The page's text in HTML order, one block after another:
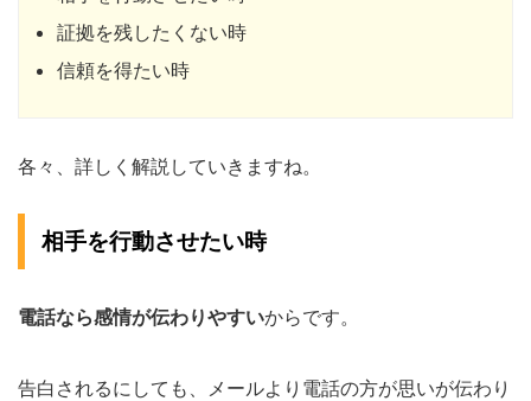
証拠を残したくない時
信頼を得たい時
各々、詳しく解説していきますね。
相手を行動させたい時
電話なら感情が伝わりやすいからです。
告白されるにしても、メールより電話の方が思いが伝わり